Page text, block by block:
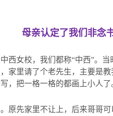
母亲认定了我们非念
西女校，我们都称“中西”。
家里请了个老先生，主要是
，把一格一格的都画上小人
原先家里不让上，后来哥哥